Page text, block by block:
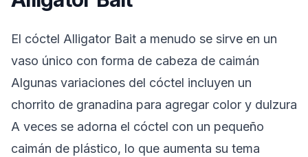
El cóctel Alligator Bait a menudo se sirve en un
vaso único con forma de cabeza de caimán
Algunas variaciones del cóctel incluyen un
chorrito de granadina para agregar color y dulzura
A veces se adorna el cóctel con un pequeño
caimán de plástico, lo que aumenta su tema